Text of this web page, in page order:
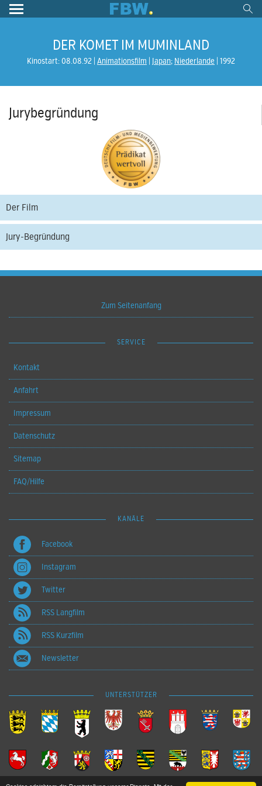
DER KOMET IM MUMINLAND
Kinostart: 08.08.92 Animationsfilm Japan; Niederlande 1992
Jurybegründung
Der Film
Jury-Begründung
Zum Seitenanfang
SERVICE
Kontakt
Anfahrt
Impressum
Datenschutz
Sitemap
FAQ/Hilfe
KANÄLE
Facebook
Instagram
Twitter
RSS Langfilm
RSS Kurzfilm
Newsletter
UNTERSTÜTZER